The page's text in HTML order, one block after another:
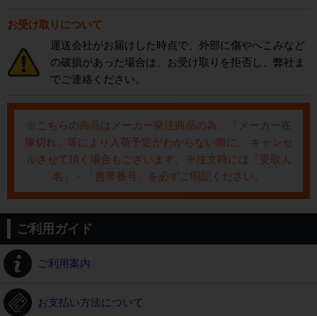
お受け取りについて
運送会社がお届けした時点で、外部に傷やへこみなど
の破損があった場合は、お受け取りを拒否し、弊社ま
でご連絡ください。
※こちらの商品はメーカー発注商品の為、「メーカー在
庫切れ」等により入荷予定がわからない際に、 キャンセ
ルさせて頂く場合もございます。※注文時には「受取人
名」・「携帯番号」を必ずご明記ください。
ご利用ガイド
ご利用案内
お支払い方法について